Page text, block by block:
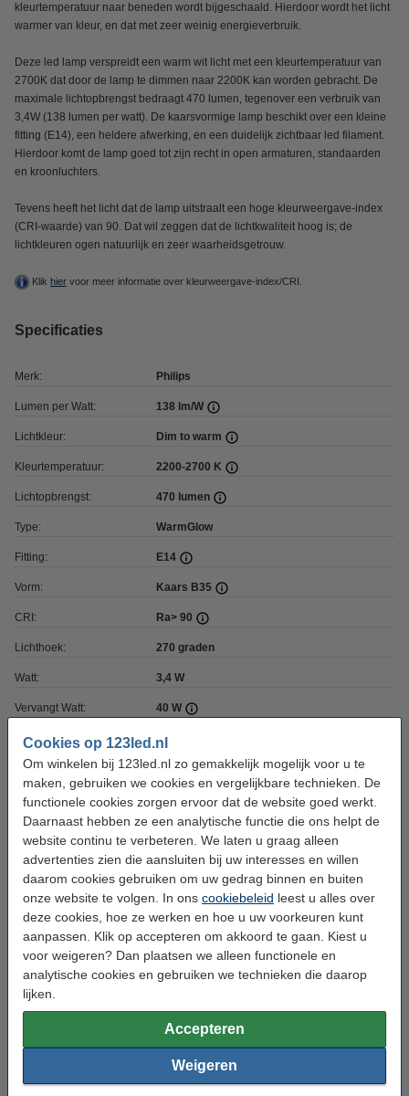
Cookies op 123led.nl
Om winkelen bij 123led.nl zo gemakkelijk mogelijk voor u te
maken, gebruiken we cookies en vergelijkbare technieken. De
functionele cookies zorgen ervoor dat de website goed werkt.
Daarnaast hebben ze een analytische functie die ons helpt de
website continu te verbeteren. We laten u graag alleen
advertenties zien die aansluiten bij uw interesses en willen
daarom cookies gebruiken om uw gedrag binnen en buiten
onze website te volgen. In ons cookiebeleid leest u alles over
deze cookies, hoe ze werken en hoe u uw voorkeuren kunt
aanpassen. Klik op accepteren om akkoord te gaan. Kiest u
voor weigeren? Dan plaatsen we alleen functionele en
analytische cookies en gebruiken we technieken die daarop
lijken.
Accepteren
Weigeren
kleurtemperatuur naar beneden wordt bijgeschaald. Hierdoor wordt het licht
warmer van kleur, en dat met zeer weinig energieverbruik.
Deze led lamp verspreidt een warm wit licht met een kleurtemperatuur van
2700K dat door de lamp te dimmen naar 2200K kan worden gebracht. De
maximale lichtopbrengst bedraagt 470 lumen, tegenover een verbruik van
3,4W (138 lumen per watt). De kaarsvormige lamp beschikt over een kleine
fitting (E14), een heldere afwerking, en een duidelijk zichtbaar led filament.
Hierdoor komt de lamp goed tot zijn recht in open armaturen, standaarden
en kroonluchters.
Tevens heeft het licht dat de lamp uitstraalt een hoge kleurweergave-index
(CRI-waarde) van 90. Dat wil zeggen dat de lichtkwaliteit hoog is; de
lichtkleuren ogen natuurlijk en zeer waarheidsgetrouw.
Klik hier voor meer informatie over kleurweergave-index/CRI.
Specificaties
Merk: Philips
Lumen per Watt: 138 lm/W
Lichtkleur: Dim to warm
Kleurtemperatuur: 2200-2700 K
Lichtopbrengst: 470 lumen
Type: WarmGlow
Fitting: E14
Vorm: Kaars B35
CRI: Ra> 90
Lichthoek: 270 graden
Watt: 3,4 W
Vervangt Watt: 40 W
Materiaal: Glas
Coating: Helder
Dimbaar: Ja
Voltage: 220-240
Ingangsfrequentie: 50-60Hz
35 x 97 mm (bxh)
Beschermingsniveau: IP20
Branduren: 15.000 uur
Aan/uitschakelingen: 20.000
Energielabel: D
Energielabel
uw oude apparaat